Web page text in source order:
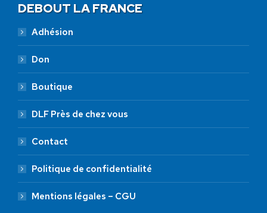
DEBOUT LA FRANCE
Adhésion
Don
Boutique
DLF Près de chez vous
Contact
Politique de confidentialité
Mentions légales – CGU